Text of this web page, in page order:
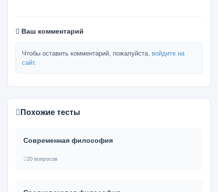
Ваш комментарий
Чтобы оставить комментарий, пожалуйста, войдите на
сайт.
Похожие тесты
Современная философия
20 вопросов